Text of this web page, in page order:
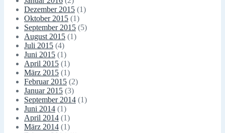
Dezember 2015 (1)
Oktober 2015 (1)
September 2015 (5)
August 2015 (1)
Juli 2015 (4)
Juni 2015 (1)
April 2015 (1)
März 2015 (1)
Februar 2015 (2)
Januar 2015 (3)
September 2014 (1)
Juni 2014 (1)
April 2014 (1)
März 2014 (1)